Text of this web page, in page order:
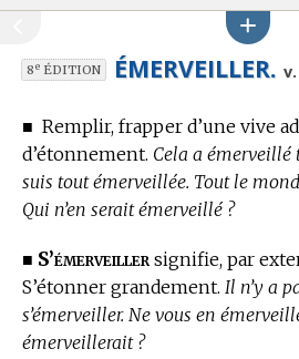
8eÉDITION ÉMERVEILLER.
■ Remplir, frapper d’une vive
d’étonnement. Cela a émerveillé
suis tout émerveillée. Tout le
Qui n’en serait émerveillé ?
■ S’émerveiller signifie, par
S’étonner grandement. Il n’y a
s’émerveiller. Ne vous en
émerveillerait ?